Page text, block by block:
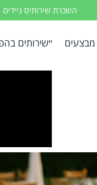
השכרת שירותים ניידים
מבצעים ״שירותים